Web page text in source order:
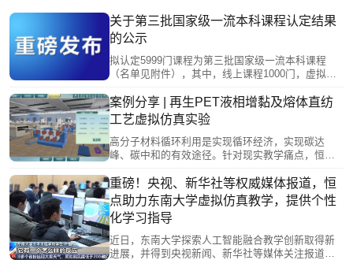
关于第三批国家级一流本科课程认定结果
的公示
拟认定5999门课程为第三批国家级一流本科课程
（名单见附件），其中，线上课程1000门，虚拟仿
混合式课程2206门，社会实践课程451门
案例分享 | 再生PET液相增黏及熔体直纺
工艺虚拟仿真实验
高分子材料循环利用是实现循环经济，实现碳达
峰、碳中和的有效途径。针对现实教学痛点，恒点
工艺虚拟仿真实验，采用虚拟仿真实验与实体实验
的“虚实互补”模式，实验以再生PET聚合改性和材料
成型加工流程为主线，通过三个实验环节，学生可
通过实验重构基于工程实践的知识理论体系，将理
论知识与生产实践紧密结合。
重磅！央视、新华社等权威媒体报道，恒
点助力东南大学虚拟仿真教学，提供个性
化学习指导
近日，东南大学探索人工智能融合教学创新取得新
进展，并得到央视新闻、新华社等媒体关注报道。